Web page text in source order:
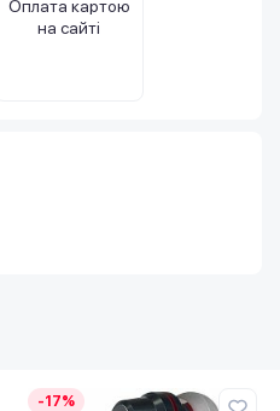
Оплата картою
на сайті
-17%